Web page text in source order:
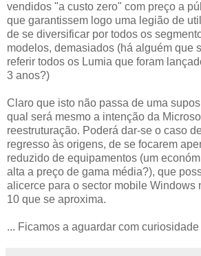
vendidos "a custo zero" com preço a
que garantissem logo uma legião de
de se diversificar por todos os
modelos, demasiados (há alguém que
referir todos os Lumia que foram
3 anos?)
Claro que isto não passa de uma
qual será mesmo a intenção da
reestruturação. Poderá dar-se o caso
regresso às origens, de se focarem
reduzido de equipamentos (um
alta a preço de gama média?), que
alicerce para o sector mobile Windows
10 que se aproxima.
... Ficamos a aguardar com curiosidade